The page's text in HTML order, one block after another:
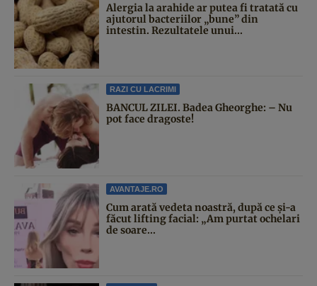
Alergia la arahide ar putea fi tratată cu
ajutorul bacteriilor „bune” din
intestin. Rezultatele unui...
RAZI CU LACRIMI
BANCUL ZILEI. Badea Gheorghe: – Nu
pot face dragoste!
AVANTAJE.RO
Cum arată vedeta noastră, după ce și-a
făcut lifting facial: „Am purtat ochelari
de soare...